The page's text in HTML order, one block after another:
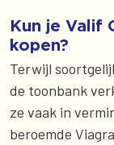
Kun je Valif
kopen?
Terwijl
de toonbank
ze vaak in
beroemde